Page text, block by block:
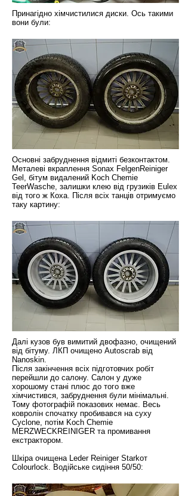
Принагідно хімчистилися диски. Ось такими
вони були:
Основні забруднення відмиті безконтактом.
Металеві вкраплення Sonax FelgenReiniger
Gel, бітум видалений Koch Chemie
TeerWasche, залишки клею від грузиків Eulex
від того ж Коха. Після всіх танців отримуємо
таку картину:
Далі кузов був вимитий двофазно, очищений
від бітуму. ЛКП очищено Autoscrab від
Nanoskin.
Після закінчення всіх підготовчих робіт
перейшли до салону. Салон у дуже
хорошому стані плюс до того вже
хімчистився, забруднення були мінімальні.
Тому фотографій показових немає. Весь
ковролін спочатку пробивався на суху
Cyclone, потім Koch Chemie
MERZWECKREINIGER та промивання
екстрактором.
Шкіра очищена Leder Reiniger Starkот
Colourlock. Водійське сидіння 50/50: